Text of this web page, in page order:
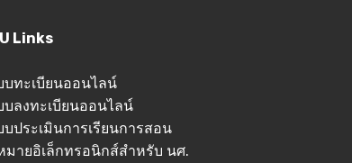
Links
บทะเบียนออนไลน์
บลงทะเบียนออนไลน์
บประเมินการเรียนการสอน
มายอิเล็กทรอนิกส์สำหรับ นศ.